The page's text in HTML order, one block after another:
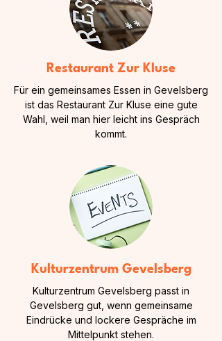
Restaurant Zur Kluse
Für ein gemeinsames Essen in Gevelsberg
ist das Restaurant Zur Kluse eine gute
Wahl, weil man hier leicht ins Gespräch
kommt.
Kulturzentrum Gevelsberg
Kulturzentrum Gevelsberg passt in
Gevelsberg gut, wenn gemeinsame
Eindrücke und lockere Gespräche im
Mittelpunkt stehen.